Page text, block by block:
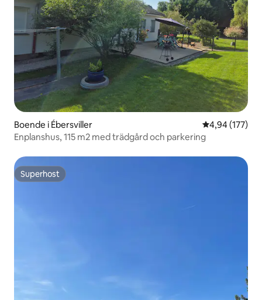
Boende i Ébersviller 4,94 av 5 i
4,94 (177)
Enplanshus, 115 m2 med trädgård och parkering
Superhost
Superhost